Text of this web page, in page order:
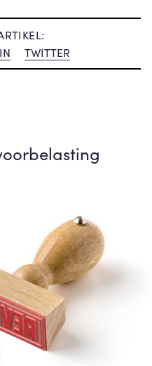
TWITTER